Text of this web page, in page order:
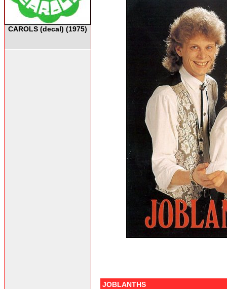
CAROLS (decal) (1975)
JOBLANTHS